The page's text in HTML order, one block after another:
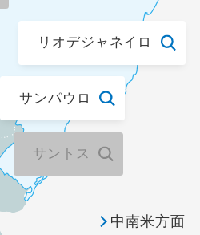
リオデジャネイロ
サンパウロ
サントス
中南米方面